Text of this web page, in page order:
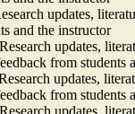
updates,
and the instructor
updates,
from students
updates,
from students
updates,